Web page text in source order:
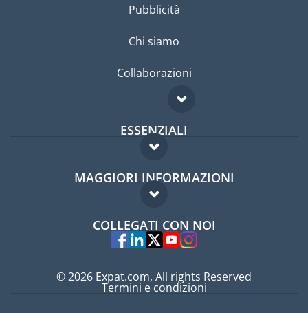
Pubblicità
Chi siamo
Collaborazioni
ESSENZIALI
Forum per expat
Guida per expat
MAGGIORI INFORMAZIONI
Domande frequenti
Esperti
COLLEGATI CON NOI
© 2026 Expat.com, All rights Reserved
Termini e condizioni